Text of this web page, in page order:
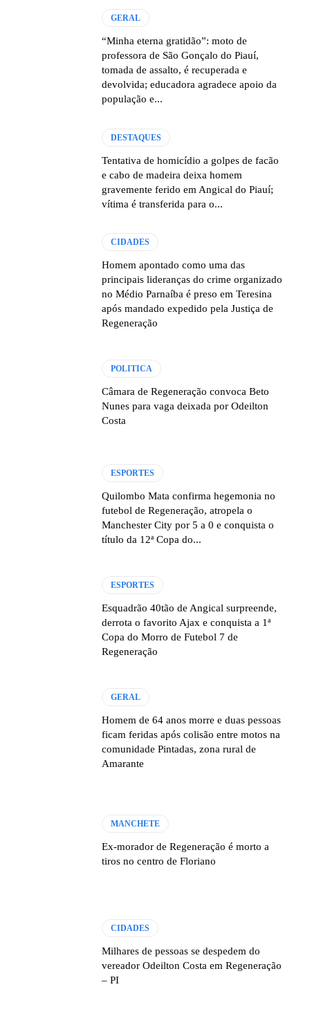
GERAL
“Minha eterna gratidão”: moto de
professora de São Gonçalo do Piauí,
tomada de assalto, é recuperada e
devolvida; educadora agradece apoio da
população e...
DESTAQUES
Tentativa de homicídio a golpes de facão
e cabo de madeira deixa homem
gravemente ferido em Angical do Piauí;
vítima é transferida para o...
CIDADES
Homem apontado como uma das
principais lideranças do crime organizado
no Médio Parnaíba é preso em Teresina
após mandado expedido pela Justiça de
Regeneração
POLITICA
Câmara de Regeneração convoca Beto
Nunes para vaga deixada por Odeilton
Costa
ESPORTES
Quilombo Mata confirma hegemonia no
futebol de Regeneração, atropela o
Manchester City por 5 a 0 e conquista o
título da 12ª Copa do...
ESPORTES
Esquadrão 40tão de Angical surpreende,
derrota o favorito Ajax e conquista a 1ª
Copa do Morro de Futebol 7 de
Regeneração
GERAL
Homem de 64 anos morre e duas pessoas
ficam feridas após colisão entre motos na
comunidade Pintadas, zona rural de
Amarante
MANCHETE
Ex-morador de Regeneração é morto a
tiros no centro de Floriano
CIDADES
Milhares de pessoas se despedem do
vereador Odeilton Costa em Regeneração
– PI